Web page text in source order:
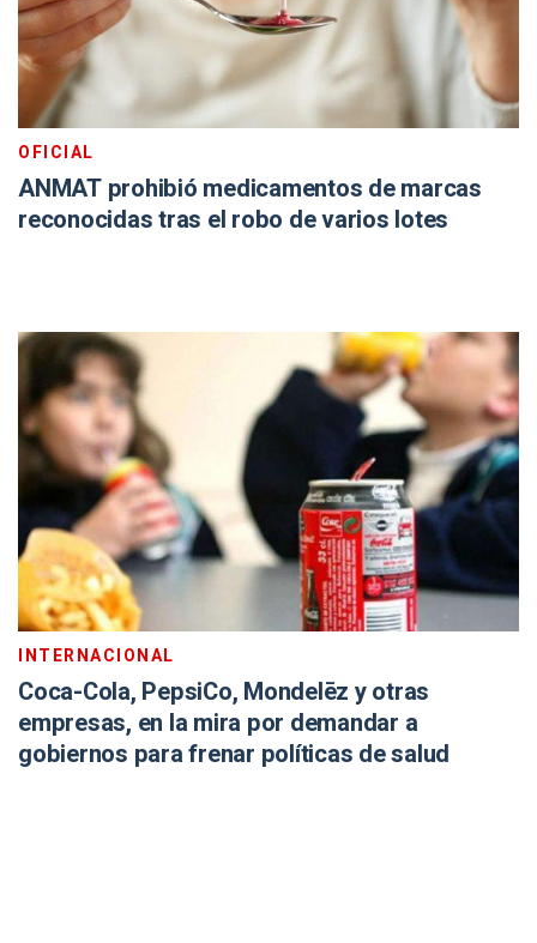
OFICIAL
ANMAT prohibió medicamentos de marcas
reconocidas tras el robo de varios lotes
INTERNACIONAL
Coca-Cola, PepsiCo, Mondelēz y otras
empresas, en la mira por demandar a
gobiernos para frenar políticas de salud